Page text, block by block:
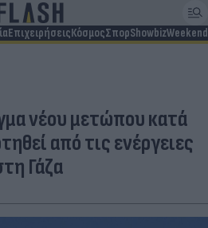
ΕπιχειρήσειςΚόσμοςΣπορShowbizWeekend
νέου μετώπου κατά
από τις ενέργειες
Γάζα